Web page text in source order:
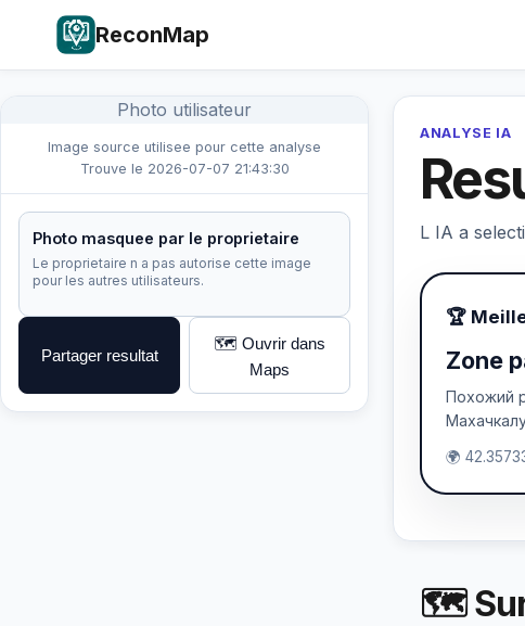
ReconMap
Photo utilisateur
Image source utilisee pour cette analyse
Trouve le 2026-07-07 21:43:30
Photo masquee par le proprietaire
Le proprietaire n a pas autorise cette image
pour les autres utilisateurs.
Partager resultat
🗺️ Ouvrir dans
Maps
ANALYSE IA
L IA a
🏆
Zone
Похожий
🌍
🗺